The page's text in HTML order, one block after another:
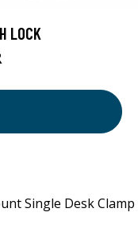
LOCK